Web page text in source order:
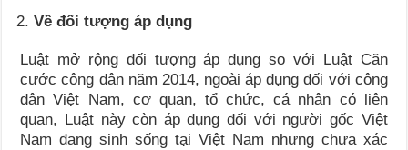
Về đối tượng áp dụng
Luật mở rộng đối tượng áp dụng so với Luật Căn
cước công dân năm 2014, ngoài áp dụng đối với công
dân Việt Nam, cơ quan, tổ chức, cá nhân có liên
quan, Luật này còn áp dụng đối với người gốc Việt
Nam đang sinh sống tại Việt Nam nhưng chưa xác